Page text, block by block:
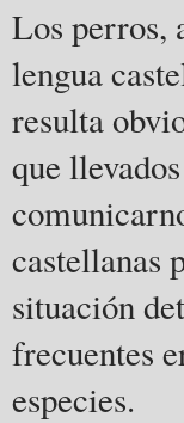
Los perros,
lengua
resulta
que
castellanas
situación
frecuentes
especies.